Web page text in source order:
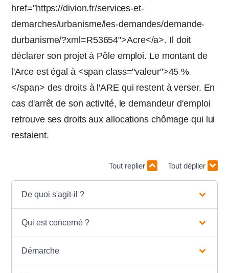
href="https://divion.fr/services-et-
demarches/urbanisme/les-demandes/demande-
durbanisme/?xml=R53654">Acre</a>. Il doit
déclarer son projet à Pôle emploi. Le montant de
l'Arce est égal à <span class="valeur">45 %
</span> des droits à l'ARE qui restent à verser. En
cas d'arrêt de son activité, le demandeur d'emploi
retrouve ses droits aux allocations chômage qui lui
restaient.
Tout replier Tout déplier
De quoi s'agit-il ?
Qui est concerné ?
Démarche